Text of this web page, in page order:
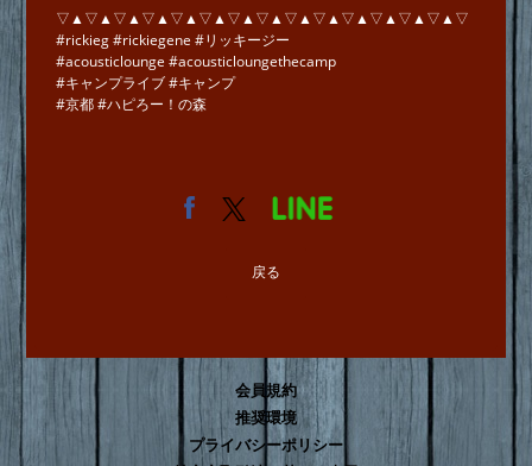
▽▲▽▲▽▲▽▲▽▲▽▲▽▲▽▲▽▲▽▲▽▲▽▲▽▲▽▲▽
#rickieg #rickiegene #リッキージー
#acousticlounge #acousticloungethecamp
#キャンプライブ #キャンプ
#京都 #ハピろー！の森
戻る
会員規約
推奨環境
プライバシーポリシー